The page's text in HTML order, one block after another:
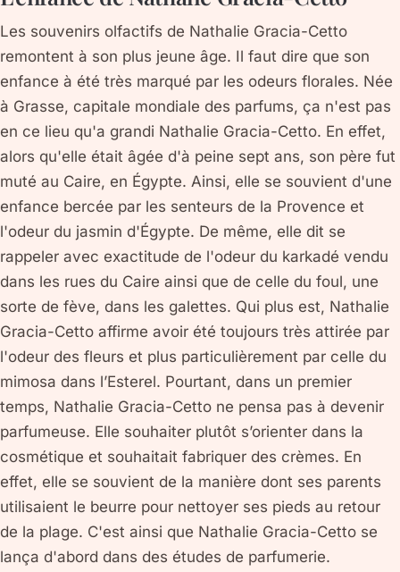
Les souvenirs olfactifs de Nathalie Gracia-Cetto
remontent à son plus jeune âge. Il faut dire que son
enfance à été très marqué par les odeurs florales. Née
à Grasse, capitale mondiale des parfums, ça n'est pas
en ce lieu qu'a grandi Nathalie Gracia-Cetto. En effet,
alors qu'elle était âgée d'à peine sept ans, son père fut
muté au Caire, en Égypte. Ainsi, elle se souvient d'une
enfance bercée par les senteurs de la Provence et
l'odeur du jasmin d'Égypte. De même, elle dit se
rappeler avec exactitude de l'odeur du karkadé vendu
dans les rues du Caire ainsi que de celle du foul, une
sorte de fève, dans les galettes. Qui plus est, Nathalie
Gracia-Cetto affirme avoir été toujours très attirée par
l'odeur des fleurs et plus particulièrement par celle du
mimosa dans l’Esterel. Pourtant, dans un premier
temps, Nathalie Gracia-Cetto ne pensa pas à devenir
parfumeuse. Elle souhaiter plutôt s’orienter dans la
cosmétique et souhaitait fabriquer des crèmes. En
effet, elle se souvient de la manière dont ses parents
utilisaient le beurre pour nettoyer ses pieds au retour
de la plage. C'est ainsi que Nathalie Gracia-Cetto se
lança d'abord dans des études de parfumerie.